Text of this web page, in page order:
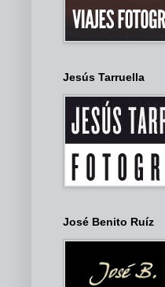
Jesús Tarruella
José Benito Ruíz